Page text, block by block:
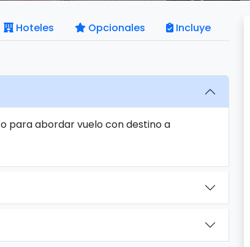
Hoteles Opcionales Incluye
para abordar vuelo con destino a